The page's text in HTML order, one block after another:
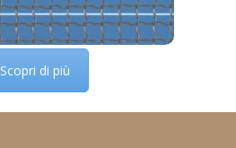
1/4
Scopri di più